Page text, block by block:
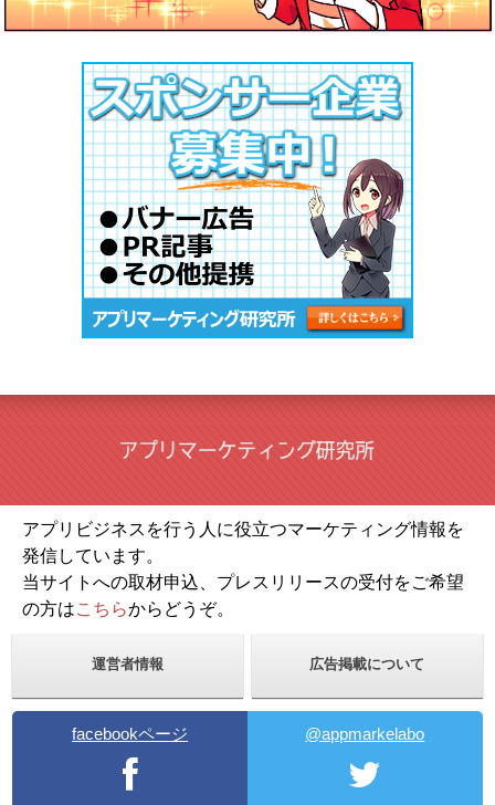
アプリビジネスを行う人に役立つマーケティング情報を
発信しています。
当サイトへの取材申込、プレスリリースの受付をご希望
の方はこちらからどうぞ。
運営者情報 広告掲載について
facebookページ @appmarkelabo